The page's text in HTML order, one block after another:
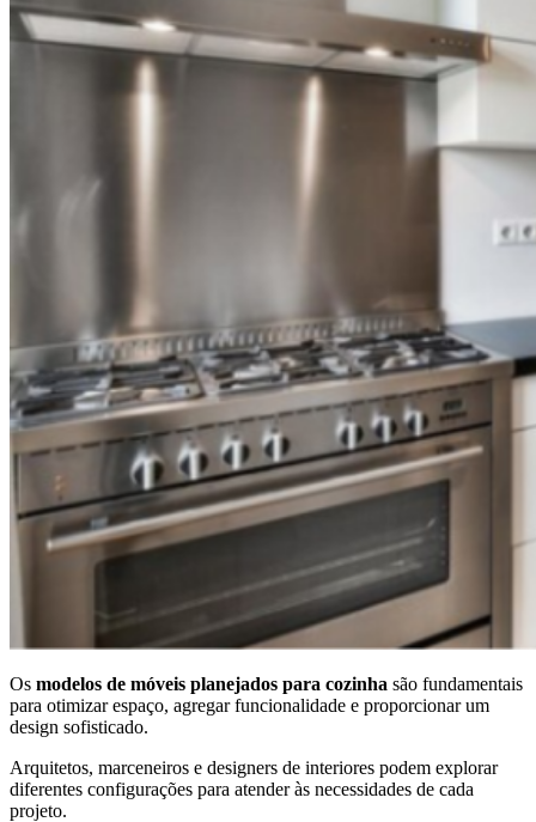
Os modelos de móveis planejados para cozinha são fundamentais
para otimizar espaço, agregar funcionalidade e proporcionar um
design sofisticado.
Arquitetos, marceneiros e designers de interiores podem explorar
diferentes configurações para atender às necessidades de cada
projeto.